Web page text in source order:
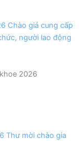
Chào giá cung cấp
người lao động
2026
Thư mời chào gia